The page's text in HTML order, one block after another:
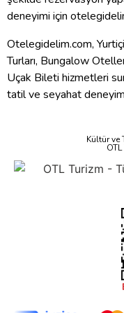
deneyimi için
Otelegidelim.com, Yurtiçi
Turları, Bungalow
Uçak Bileti hizmetleri
tatil ve seyahat
Kültür ve